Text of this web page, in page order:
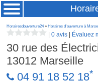
Horairesdouverture24» Horaires d'ouverture à
|0 avis Évaluez
30 rue des
13012 Marseille
04 91 18 52 18*